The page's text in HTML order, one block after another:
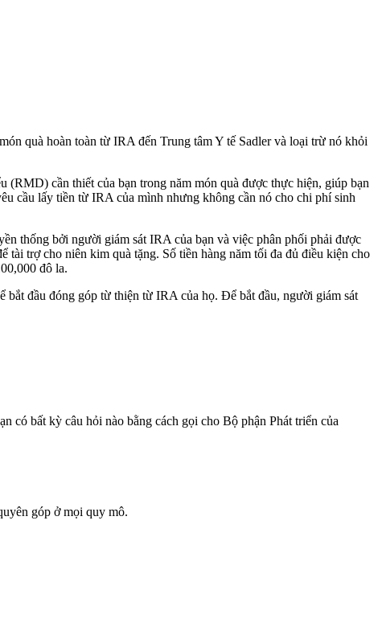
quà hoàn toàn từ IRA đến Trung tâm Y tế Sadler và loại trừ nó khỏi
(RMD) cần thiết của bạn trong năm món quà được thực hiện, giúp bạn
cầu lấy tiền từ IRA của mình nhưng không cần nó cho chi phí sinh
thống bởi người giám sát IRA của bạn và việc phân phối phải được
trợ cho niên kim quà tặng. Số tiền hàng năm tối đa đủ điều kiện cho
đô la.
đầu đóng góp từ thiện từ IRA của họ. Để bắt đầu, người giám sát
có bất kỳ câu hỏi nào bằng cách gọi cho Bộ phận Phát triển của
góp ở mọi quy mô.